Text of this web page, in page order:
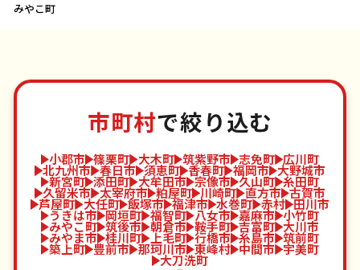
みやこ町
市町村で絞り込む
小郡市 篠栗町 大木町 筑紫野市 志免町 広川町
北九州市 春日市 須恵町 香春町 福岡市 大野城市
新宮町 添田町 大牟田市 宗像市 久山町 糸田町
久留米市 太宰府市 粕屋町 川崎町 直方市 古賀市
芦屋町 大任町 飯塚市 福津市 水巻町 赤村 田川市
うきは市 岡垣町 福智町 八女市 嘉麻市 小竹町
みやこ町 筑後市 朝倉市 鞍手町 吉富町 大川市
みやま市 桂川町 上毛町 行橋市 糸島市 筑前町
築上町 豊前市 那珂川市 東峰村 中間市 宇美町
大刀洗町